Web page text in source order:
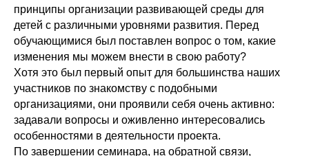
принципы организации развивающей среды для
детей с различными уровнями развития. Перед
обучающимися был поставлен вопрос о том, какие
изменения мы можем внести в свою работу?
Хотя это был первый опыт для большинства наших
участников по знакомству с подобными
организациями, они проявили себя очень активно:
задавали вопросы и оживленно интересовались
особенностями в деятельности проекта.
По завершении семинара, на обратной связи,